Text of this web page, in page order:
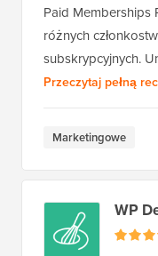
Paid
różnych
subskrypcyjnych.
Przeczytaj pełną
Marketingowe
WP